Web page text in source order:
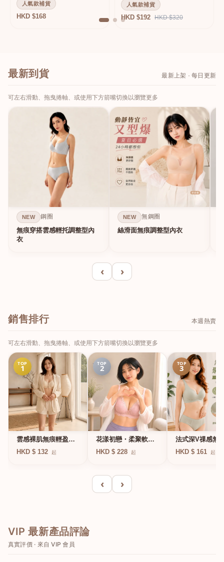
人氣款補貨
HKD $168
人氣款補貨
HKD $192 HKD $320
最新到貨 最新上架 · 每日更新
可左右滑動、拖曳捲軸、或使用下方箭嘴切換以瀏覽更多
NEW 鋼圈
無痕穿搭雲感輕托調整型內
衣
NEW 無鋼圈
絲滑面無痕調整型內衣
‹ ›
銷售排行 本週熱賣
可左右滑動、拖曳捲軸、或使用下方箭嘴切換以瀏覽更多
TOP
1
雲感裸肌無痕輕盈無
鋼圈內衣
HKD $ 132 起
TOP
2
花漾初戀・柔聚軟鋼
圈蕾絲內衣
HKD $ 228 起
TOP
3
法式深V祼感無
凍軟支撐條無鋼
HKD $ 161 起
‹ ›
VIP 最新產品評論
真實評價 · 來自 VIP 會員